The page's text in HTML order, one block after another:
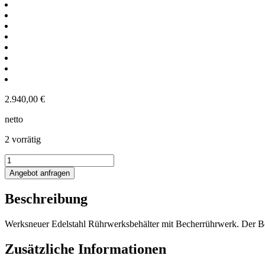
2.940,00 €
netto
2 vorrätig
57L
Edelstahl
Rührwerksbehälter
Becherrührwerk
Angebot anfragen
Beschreibung
Werksneuer Edelstahl Rührwerksbehälter mit Becherrührwerk. Der
Zusätzliche Informationen